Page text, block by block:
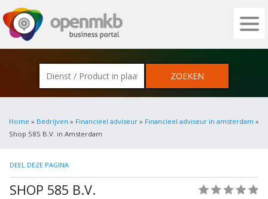
OPENMKB - DE ZAKELIJKE PORTAL
Home » Bedrijven » Financieel adviseur » Financieel adviseur in amsterdam »
Shop 585 B.V. in Amsterdam
DEEL DEZE PAGINA
SHOP 585 B.V.